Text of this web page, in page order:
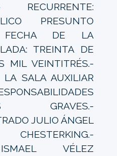
RECURRENTE:
PRESUNTO
FECHA DE LA
TREINTA DE
MIL VEINTITRÉS.-
LA SALA AUXILIAR
GRAVES.-
JULIO ÁNGEL
VÉLEZ